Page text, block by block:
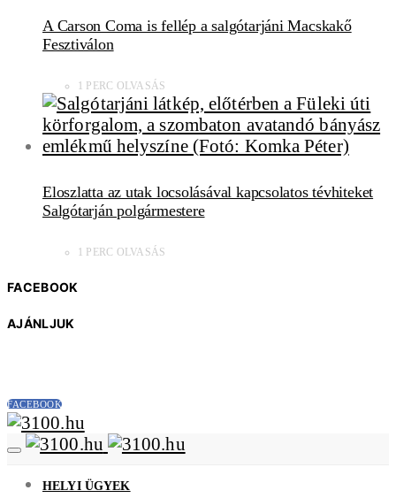
A Carson Coma is fellép a salgótarjáni Macskakő
Fesztiválon
1 PERC OLVASÁS
Eloszlatta az utak locsolásával kapcsolatos tévhiteket
Salgótarján polgármestere
1 PERC OLVASÁS
FACEBOOK
AJÁNLJUK
FACEBOOK
HELYI ÜGYEK